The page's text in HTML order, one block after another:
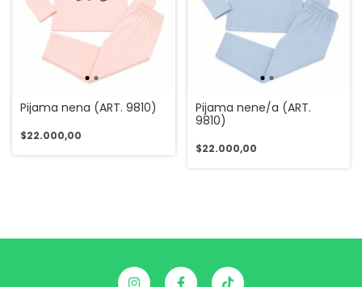
Pijama nena (ART. 9810)
$22.000,00
Pijama nene/a (ART.
9810)
$22.000,00